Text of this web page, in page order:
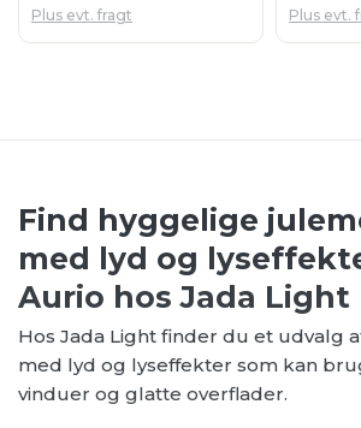
Plus evt. fragt Plus evt.
Find hyggelige
med lyd og
Aurio hos Jada Light
Hos Jada Light finder du et udvalg
med lyd og lyseffekter som kan
vinduer og glatte overflader.